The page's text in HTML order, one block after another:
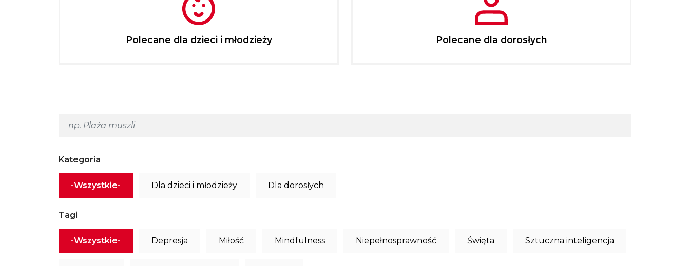
Polecane dla dzieci i młodzieży Polecane dla dorosłych
Kategoria
-Wszystkie- Dla dzieci i młodzieży Dla dorosłych
Tagi
-Wszystkie- Depresja Miłość Mindfulness Niepełnosprawność Święta Sztuczna inteligencja